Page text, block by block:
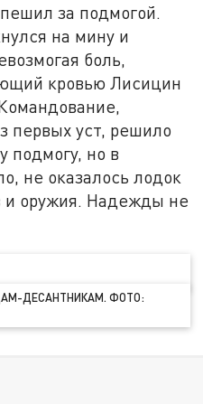
за подмогой.
на мину и
боль,
кровью Лисицин
первых уст, решило
подмогу, но в
не оказалось лодок
и оружия. Надежды не
ДЕСАНТНИКАМ. ФОТО: